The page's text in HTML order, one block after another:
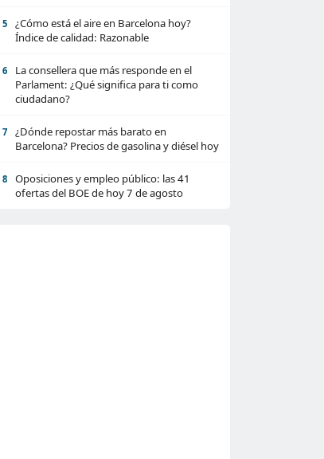
5
¿Cómo está el aire en Barcelona hoy?
Índice de calidad: Razonable
6
La consellera que más responde en el
Parlament: ¿Qué significa para ti como
ciudadano?
7
¿Dónde repostar más barato en
Barcelona? Precios de gasolina y diésel hoy
8
Oposiciones y empleo público: las 41
ofertas del BOE de hoy 7 de agosto